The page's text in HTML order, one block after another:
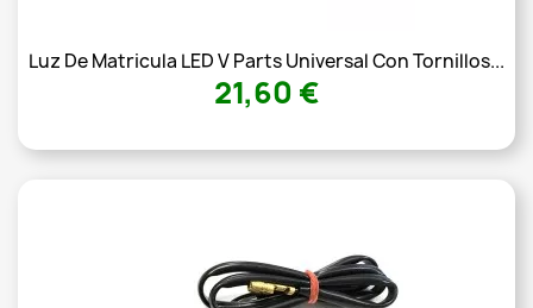
Luz De Matricula LED V Parts Universal Con Tornillos...
21,60 €